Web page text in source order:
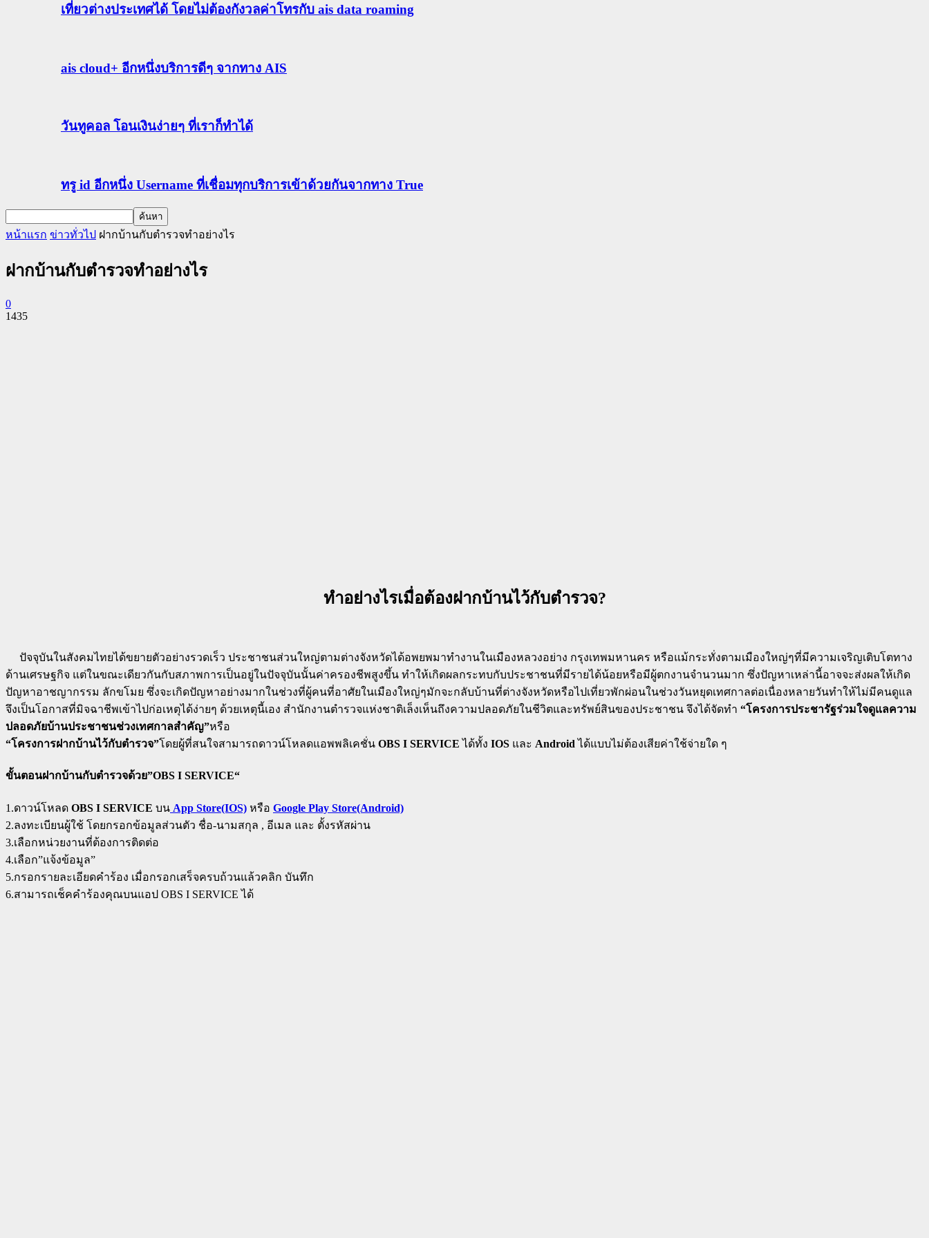
เที่ยวต่างประเทศได้ โดยไม่ต้องกังวลค่าโทรกับ ais data roaming
ais cloud+ อีกหนึ่งบริการดีๆ จากทาง AIS
วันทูคอล โอนเงินง่ายๆ ที่เราก็ทำได้
ทรู id อีกหนึ่ง Username ที่เชื่อมทุกบริการเข้าด้วยกันจากทาง True
หน้าแรก ข่าวทั่วไป ฝากบ้านกับตํารวจทําอย่างไร
ฝากบ้านกับตํารวจทําอย่างไร
0
1435
ทำอย่างไรเมื่อต้องฝากบ้านไว้กับตำรวจ?
ปัจจุบันในสังคมไทยได้ขยายตัวอย่างรวดเร็ว ประชาชนส่วนใหญ่ตามต่างจังหวัดได้อพยพมาทำงานในเมืองหลวงอย่าง กรุงเทพมหานคร หรือแม้กระทั่งตามเมืองใหญ่ๆที่มีความเจริญเติบโตทาง
ด้านเศรษฐกิจ แต่ในขณะเดียวกันกับสภาพการเป็นอยู่ในปัจจุบันนั้นค่าครองชีพสูงขึ้น ทำให้เกิดผลกระทบกับประชาชนที่มีรายได้น้อยหรือมีผู้ตกงานจำนวนมาก ซึ่งปัญหาเหล่านี้อาจจะส่งผลให้เกิด
ปัญหาอาชญากรรม ลักขโมย ซึ่งจะเกิดปัญหาอย่างมากในช่วงที่ผู้คนที่อาศัยในเมืองใหญ่ๆมักจะกลับบ้านที่ต่างจังหวัดหรือไปเที่ยวพักผ่อนในช่วงวันหยุดเทศกาลต่อเนื่องหลายวันทำให้ไม่มีคนดูแล
จึงเป็นโอกาสที่มิจฉาชีพเข้าไปก่อเหตุได้ง่ายๆ ด้วยเหตุนี้เอง สำนักงานตำรวจแห่งชาติเล็งเห็นถึงความปลอดภัยในชีวิตและทรัพย์สินของประชาชน จึงได้จัดทำ “โครงการประชารัฐร่วมใจดูแลความ
ปลอดภัยบ้านประชาชนช่วงเทศกาลสำคัญ”หรือ
“โครงการฝากบ้านไว้กับตำรวจ”โดยผู้ที่สนใจสามารถดาวน์โหลดแอพพลิเคชั่น OBS I SERVICE ได้ทั้ง IOS และ Android ได้แบบไม่ต้องเสียค่าใช้จ่ายใด ๆ
ขั้นตอนฝากบ้านกับตํารวจด้วย”OBS I SERVICE“
1.ดาวน์โหลด OBS I SERVICE บน App Store(IOS) หรือ Google Play Store(Android)
2.ลงทะเบียนผู้ใช้ โดยกรอกข้อมูลส่วนตัว ชื่อ-นามสกุล , อีเมล และ ตั้งรหัสผ่าน
3.เลือกหน่วยงานที่ต้องการติดต่อ
4.เลือก”แจ้งข้อมูล”
5.กรอกรายละเอียดคำร้อง เมื่อกรอกเสร็จครบถ้วนแล้วคลิก บันทึก
6.สามารถเช็คคำร้องคุณบนแอป OBS I SERVICE ได้